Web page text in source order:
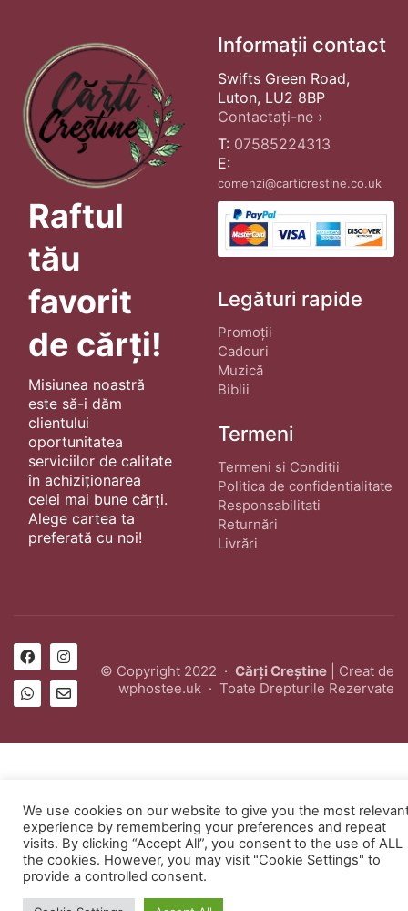
Raftul
tău
favorit
de cărți!
Misiunea noastră
este să-i dăm
clientului
oportunitatea
serviciilor de calitate
în achiziționarea
celei mai bune cărți.
Alege cartea ta
preferată cu noi!
Informații contact
Swifts Green Road,
Luton, LU2 8BP
Contactați-ne ›
T: 07585224313
E:
comenzi@carticrestine.co.uk
Legături rapide
Promoții
Cadouri
Muzică
Biblii
Termeni
Termeni si Conditii
Politica de confidentialitate
Responsabilitati
Returnări
Livrări
© Copyright 2022 · Cărți Creștine | Creat de
wphostee.uk · Toate Drepturile Rezervate
We use cookies on our website to give you the most
experience by remembering your preferences and repeat
visits. By clicking “Accept All”, you consent to the use of ALL
the cookies. However, you may visit "Cookie Settings" to
provide a controlled consent.